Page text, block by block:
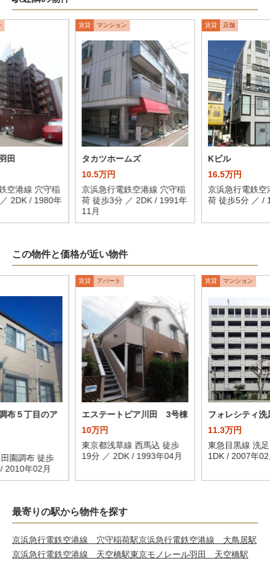
田
空港線 穴守稲
2DK / 1980年
賃貸 マンション
タカツホームズ
10.5万円
京浜急行電鉄空港線 穴守稲
荷 徒歩3分 ／ 2DK / 1991年
11月
賃貸 店舗
Kビル
16.5万円
京浜急行電鉄空
荷 徒歩5分 ／ /
この物件と価格が近い物件
布５丁目のア
園調布 徒歩
2010年02月
賃貸 アパート
エステートピア川田 3号棟
10万円
東京都浅草線 西馬込 徒歩
19分 ／ 2DK / 1993年04月
賃貸 マンション
フォレシティ洗
11.3万円
東急目黒線 洗
1DK / 2007年02
最寄りの駅から物件を探す
京浜急行電鉄空港線 穴守稲荷駅京浜急行電鉄空港線 大鳥居駅
京浜急行電鉄空港線 天空橋駅東京モノレール羽田 天空橋駅